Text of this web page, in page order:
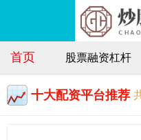
首页 股票融资杠杆
十大配资平台推荐